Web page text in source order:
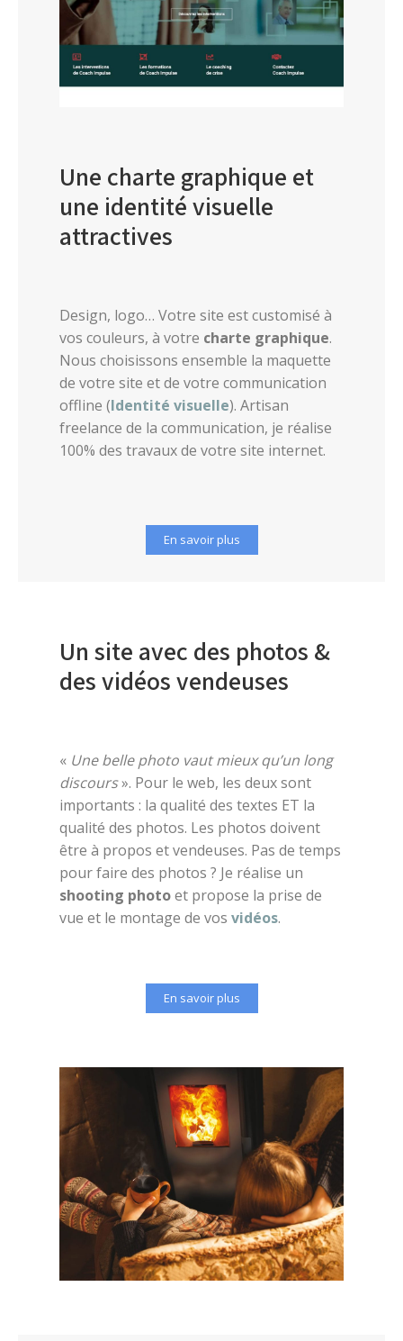
Une charte graphique et
une identité visuelle
attractives
Design, logo… Votre site est customisé à
vos couleurs, à votre charte graphique.
Nous choisissons ensemble la maquette
de votre site et de votre communication
offline (Identité visuelle). Artisan
freelance de la communication, je réalise
100% des travaux de votre site internet.
En savoir plus
Un site avec des photos &
des vidéos vendeuses
« Une belle photo vaut mieux qu’un long
discours». Pour le web, les deux sont
importants : la qualité des textes ET la
qualité des photos. Les photos doivent
être à propos et vendeuses. Pas de temps
pour faire des photos ? Je réalise un
shooting photoet propose la prise de
vue et le montage de vosvidéos.
En savoir plus